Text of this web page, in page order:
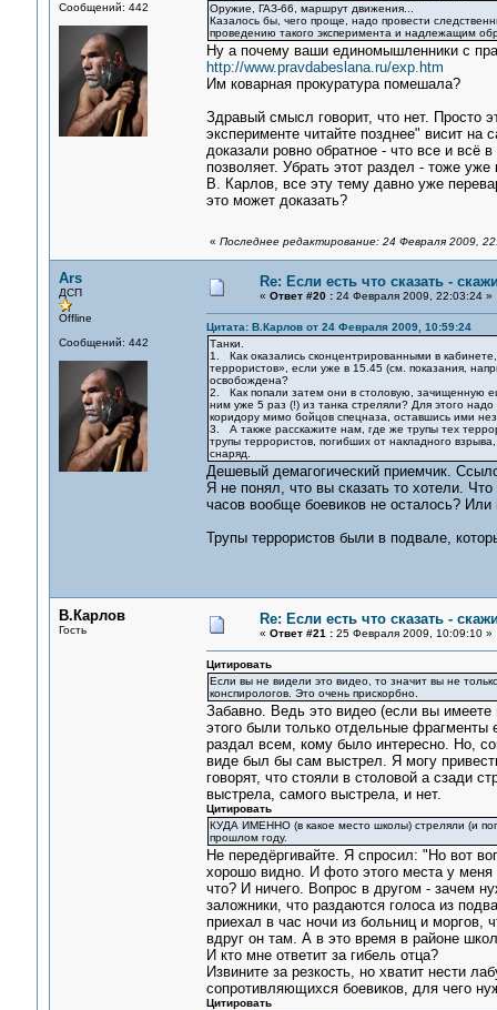
Сообщений: 442
Оружие, ГАЗ-66, маршрут движения...
Казалось бы, чего проще, надо провести
проведению такого эксперимента и надлежащим
Ну а почему ваши единомышленники с
http://www.pravdabeslana.ru/exp.htm
Им коварная прокуратура помешала?
Здравый смысл говорит, что нет. Просто
эксперименте читайте позднее" висит
доказали ровно обратное - что все и всё
позволяет. Убрать этот раздел - тоже уже
В. Карлов, все эту тему давно уже
это может доказать?
« Последнее редактирование: 24 Февраля 2009,
Ars
ДСП
Offline
Сообщений: 442
Re: Если есть что сказать -
« Ответ #20 :24 Февраля 2009, 22:03:24 »
Цитата: В.Карлов от 24 Февраля 2009, 10:59:24
Танки.
1. Как оказались сконцентрированными в
террористов», если уже в 15.45 (см. показания,
освобождена?
2. Как попали затем они в столовую, зачищенную
ним уже 5 раз (!) из танка стреляли? Для этого
коридору мимо бойцов спецназа, оставшись ими
3. А также расскажите нам, где же трупы тех
трупы террористов, погибших от накладного
снаряд.
Дешевый демагогический приемчик.
Я не понял, что вы сказать то хотели.
часов вообще боевиков не осталось?
Трупы террористов были в подвале,
В.Карлов
Гость
Re: Если есть что сказать -
« Ответ #21 :25 Февраля 2009, 10:09:10 »
Цитировать
Если вы не видели это видео, то значит вы не
конспирологов. Это очень прискорбно.
Забавно. Ведь это видео (если вы
этого были только отдельные
раздал всем, кому было интересно. Но,
виде был бы сам выстрел. Я могу
говорят, что стояли в столовой а сзади
выстрела, самого выстрела, и нет.
Цитировать
КУДА ИМЕННО (в какое место школы) стреляли (и
прошлом году.
Не передёргивайте. Я спросил: "Но вот
хорошо видно. И фото этого места у меня
что? И ничего. Вопрос в другом - зачем
заложники, что раздаются голоса из
приехал в час ночи из больниц и моргов,
вдруг он там. А в это время в районе
И кто мне ответит за гибель отца?
Извините за резкость, но хватит нести
сопротивляющихся боевиков, для чего
Цитировать